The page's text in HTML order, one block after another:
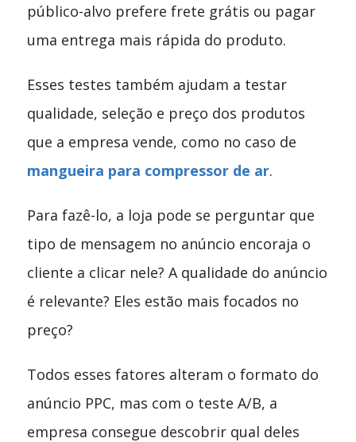
público-alvo prefere frete grátis ou pagar
uma entrega mais rápida do produto.
Esses testes também ajudam a testar
qualidade, seleção e preço dos produtos
que a empresa vende, como no caso de
mangueira para compressor de ar.
Para fazê-lo, a loja pode se perguntar que
tipo de mensagem no anúncio encoraja o
cliente a clicar nele? A qualidade do anúncio
é relevante? Eles estão mais focados no
preço?
Todos esses fatores alteram o formato do
anúncio PPC, mas com o teste A/B, a
empresa consegue descobrir qual deles